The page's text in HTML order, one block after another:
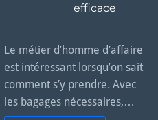
efficace
Le métier d’homme d’affaire
est intéressant lorsqu’on sait
comment s’y prendre. Avec
les bagages nécessaires,…